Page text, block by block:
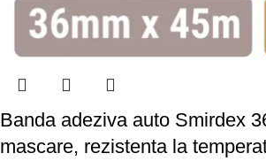
Banda adeziva auto Smirdex
mascare, rezistenta la